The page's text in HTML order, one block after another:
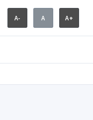
A- A A+